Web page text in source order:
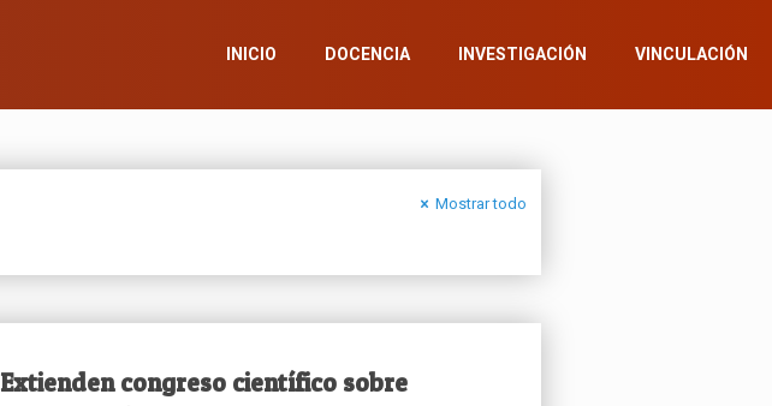
INICIO DOCENCIA INVESTIGACIÓN VINCULACIÓN
Mostrar todo
Extienden congreso científico sobre